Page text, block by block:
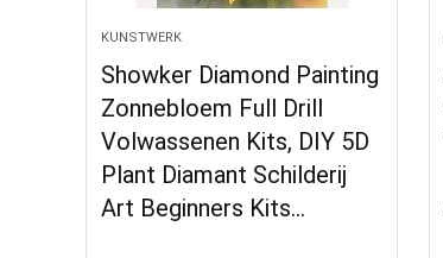
KUNSTWERK
Showker Diamond Painting
Zonnebloem Full Drill
Volwassenen Kits, DIY 5D
Plant Diamant Schilderij
Art Beginners Kits…